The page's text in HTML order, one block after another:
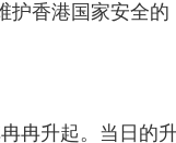
护香港国家安全的
冉升起。当日的